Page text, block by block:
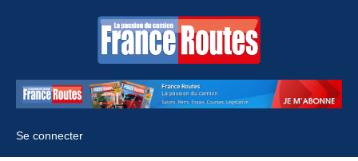
Se connecter